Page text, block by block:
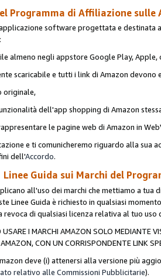
Programma di Affiliazione
software progettata e
almeno negli appstore Google Play, Apple,
scaricabile e tutti i link di Amazon devono
originale,
dell'app shopping di Amazon
le pagine web di Amazon in
e ti comunicheremo riguardo alla sua
dell'Accordo.
Linee Guida sui Marchi del
all'uso dei marchi che mettiamo a
Linee Guida è richiesto in qualsiasi
di qualsiasi licenza relativa al tuo uso
I MARCHI AMAZON SOLO MEDIANTE
CON UN CORRISPONDENTE LINK
deve (i) attenersi alla versione più
relativo alle Commissioni Pubblicitarie).